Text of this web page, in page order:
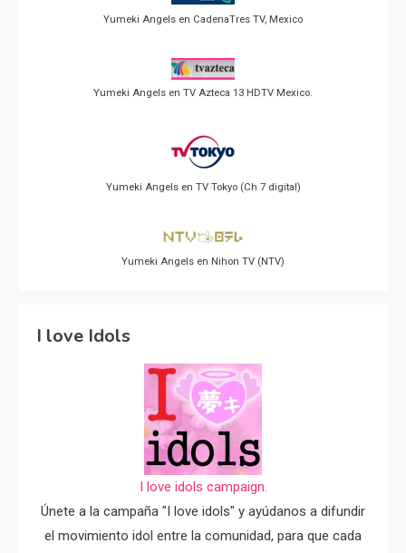
Yumeki Angels en CadenaTres TV, Mexico
Yumeki Angels en TV Azteca 13 HDTV Mexico.
Yumeki Angels en TV Tokyo (Ch 7 digital)
Yumeki Angels en Nihon TV (NTV)
I love Idols
I love idols campaign.
Únete a la campaña "I love idols" y ayúdanos a difundir
el movimiento idol entre la comunidad, para que cada